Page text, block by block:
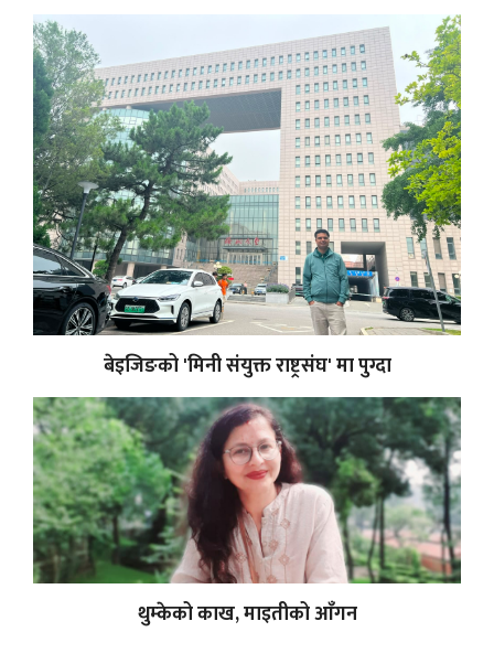
बेइजिङको 'मिनी संयुक्त राष्ट्रसंघ' मा पुग्दा
थुम्केको काख, माइतीको आँगन